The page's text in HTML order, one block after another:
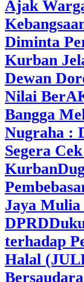
Ajak
Diminta
Kurban
Dewan
Nilai
Bangga
Nugraha :
Segera
Kurban
Jaya
DPRD
terhadap
Halal